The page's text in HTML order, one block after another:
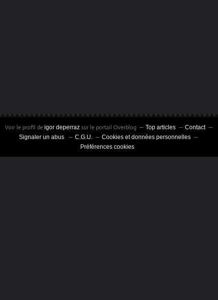
Voir le profil de igor deperraz sur le portail Overblog Top articles
Contact
Signaler un abus
C.G.U.
Cookies et données personnelles
Préférences cookies